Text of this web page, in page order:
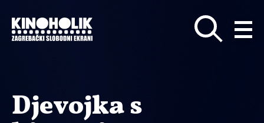
glavni
sadržaj
Djevojka s